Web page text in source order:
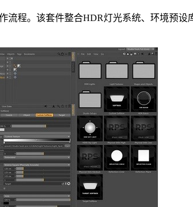
程。该套件整合HDR灯光系统、环境预设